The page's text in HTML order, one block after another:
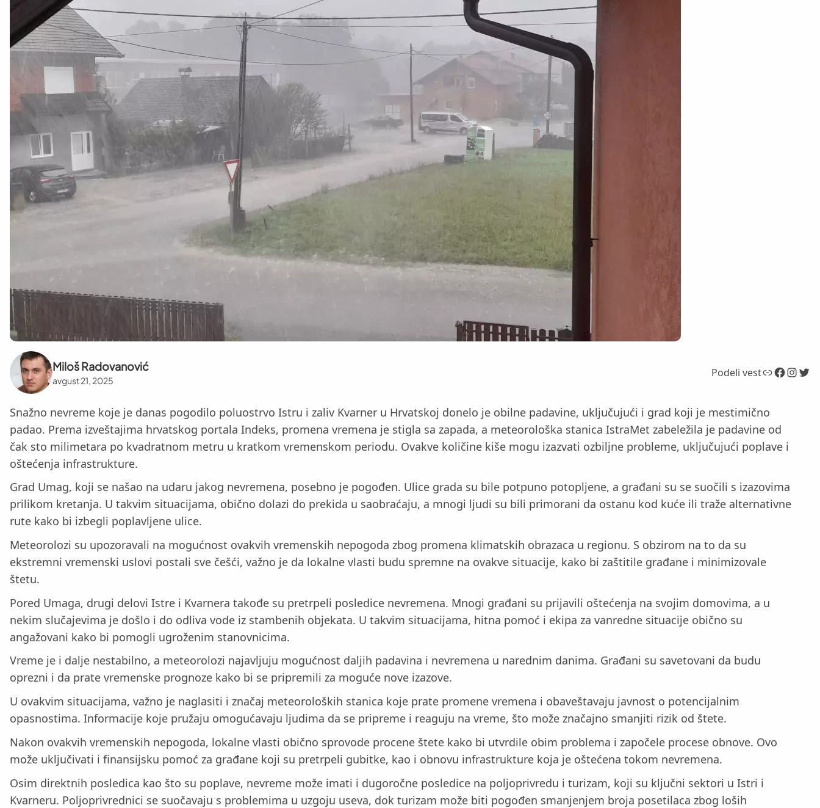
Miloš Radovanović
avgust 21, 2025
Podeli vestLink Facebook InstagramTwitter
Snažno nevreme koje je danas pogodilo poluostrvo Istru i zaliv Kvarner u Hrvatskoj donelo je obilne padavine, uključujući i grad koji je mestimično
padao. Prema izveštajima hrvatskog portala Indeks, promena vremena je stigla sa zapada, a meteorološka stanica IstraMet zabeležila je padavine od
čak sto milimetara po kvadratnom metru u kratkom vremenskom periodu. Ovakve količine kiše mogu izazvati ozbiljne probleme, uključujući poplave i
oštećenja infrastrukture.
Grad Umag, koji se našao na udaru jakog nevremena, posebno je pogođen. Ulice grada su bile potpuno potopljene, a građani su se suočili s izazovima
prilikom kretanja. U takvim situacijama, obično dolazi do prekida u saobraćaju, a mnogi ljudi su bili primorani da ostanu kod kuće ili traže alternativne
rute kako bi izbegli poplavljene ulice.
Meteorolozi su upozoravali na mogućnost ovakvih vremenskih nepogoda zbog promena klimatskih obrazaca u regionu. S obzirom na to da su
ekstremni vremenski uslovi postali sve češći, važno je da lokalne vlasti budu spremne na ovakve situacije, kako bi zaštitile građane i minimizovale
štetu.
Pored Umaga, drugi delovi Istre i Kvarnera takođe su pretrpeli posledice nevremena. Mnogi građani su prijavili oštećenja na svojim domovima, a u
nekim slučajevima je došlo i do odliva vode iz stambenih objekata. U takvim situacijama, hitna pomoć i ekipa za vanredne situacije obično su
angažovani kako bi pomogli ugroženim stanovnicima.
Vreme je i dalje nestabilno, a meteorolozi najavljuju mogućnost daljih padavina i nevremena u narednim danima. Građani su savetovani da budu
oprezni i da prate vremenske prognoze kako bi se pripremili za moguće nove izazove.
U ovakvim situacijama, važno je naglasiti i značaj meteoroloških stanica koje prate promene vremena i obaveštavaju javnost o potencijalnim
opasnostima. Informacije koje pružaju omogućavaju ljudima da se pripreme i reaguju na vreme, što može značajno smanjiti rizik od štete.
Nakon ovakvih vremenskih nepogoda, lokalne vlasti obično sprovode procene štete kako bi utvrdile obim problema i započele procese obnovе. Ovo
može uključivati i finansijsku pomoć za građane koji su pretrpeli gubitke, kao i obnovu infrastrukture koja je oštećena tokom nevremena.
Osim direktnih posledica kao što su poplave, nevreme može imati i dugoročne posledice na poljoprivredu i turizam, koji su ključni sektori u Istri i
Kvarneru. Poljoprivrednici se suočavaju s problemima u uzgoju useva, dok turizam može biti pogođen smanjenjem broja posetilaca zbog loših